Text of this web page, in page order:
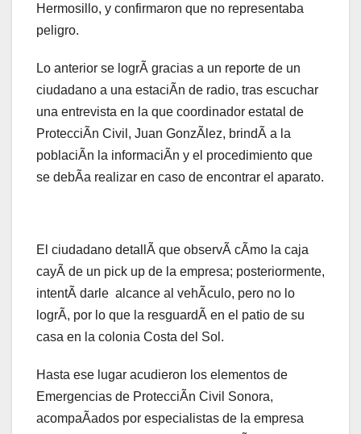
Hermosillo, y confirmaron que no representaba
peligro.
Lo anterior se logrÃ gracias a un reporte de un
ciudadano a una estaciÃn de radio, tras escuchar
una entrevista en la que coordinador estatal de
ProtecciÃn Civil, Juan GonzÃlez, brindÃ a la
poblaciÃn la informaciÃn y el procedimiento que
se debÃa realizar en caso de encontrar el aparato.
El ciudadano detallÃ que observÃ cÃmo la caja
cayÃ de un pick up de la empresa; posteriormente,
intentÃ darle alcance al vehÃculo, pero no lo
logrÃ, por lo que la resguardÃ en el patio de su
casa en la colonia Costa del Sol.
Hasta ese lugar acudieron los elementos de
Emergencias de ProtecciÃn Civil Sonora,
acompaÃados por especialistas de la empresa